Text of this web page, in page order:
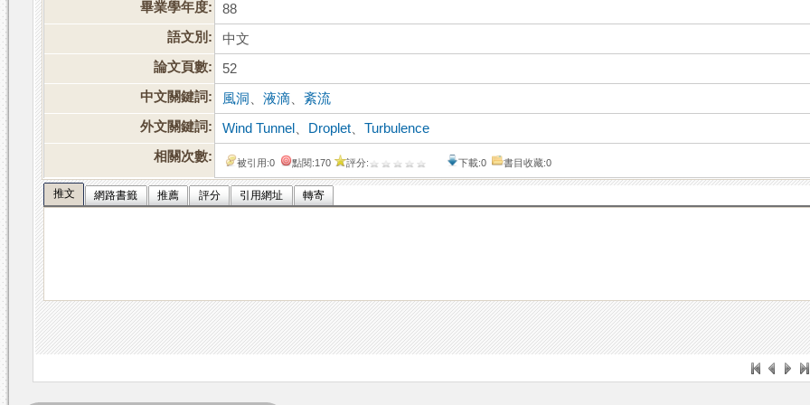
畢業學年度:
88
語文別:
中文
論文頁數:
52
中文關鍵詞:
風洞 、液滴 、紊流
外文關鍵詞:
Wind Tunnel Droplet 、Turbulence
相關次數:
被引用:0 點閱:170 評分: 下載:0 書目收藏:0
推文 網路書籤 推薦 評分 引用網址 轉寄